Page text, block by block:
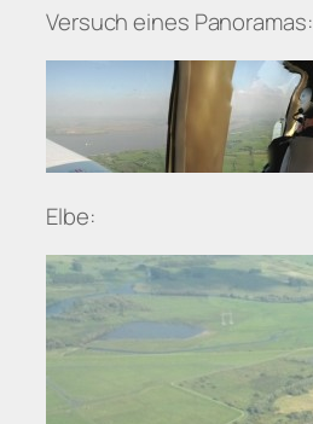
Versuch eines Panoramas:
Elbe: